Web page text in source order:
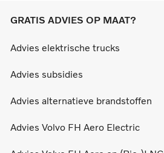
GRATIS ADVIES OP MAAT?
Advies elektrische trucks
Advies subsidies
Advies alternatieve brandstoffen
Advies Volvo FH Aero Electric